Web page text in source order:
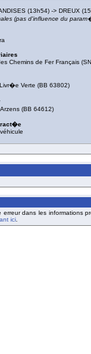
(13h54) -> DREUX
(pas d'influence du
Chemins de Fer Français
Livr�e Verte (BB 63802)
(BB 64612)
erreur dans les informations
ici.